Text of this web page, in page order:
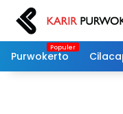
Langsung
konten
Purwokerto